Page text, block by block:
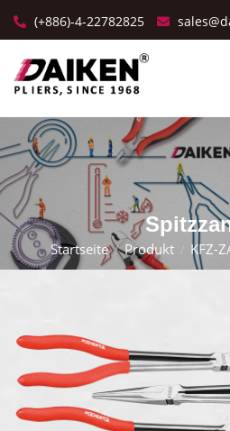
(+886)-4-22782825
Startseite Produkt KFZ-